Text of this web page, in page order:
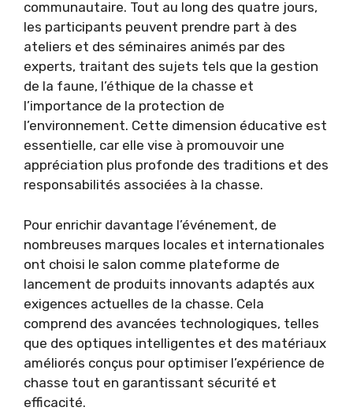
communautaire. Tout au long des quatre jours,
les participants peuvent prendre part à des
ateliers et des séminaires animés par des
experts, traitant des sujets tels que la gestion
de la faune, l’éthique de la chasse et
l’importance de la protection de
l’environnement. Cette dimension éducative est
essentielle, car elle vise à promouvoir une
appréciation plus profonde des traditions et des
responsabilités associées à la chasse.
Pour enrichir davantage l’événement, de
nombreuses marques locales et internationales
ont choisi le salon comme plateforme de
lancement de produits innovants adaptés aux
exigences actuelles de la chasse. Cela
comprend des avancées technologiques, telles
que des optiques intelligentes et des matériaux
améliorés conçus pour optimiser l’expérience de
chasse tout en garantissant sécurité et
efficacité.